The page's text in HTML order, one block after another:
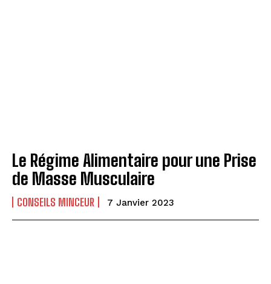
Le Régime Alimentaire pour une Prise
de Masse Musculaire
CONSEILS MINCEUR 7 Janvier 2023